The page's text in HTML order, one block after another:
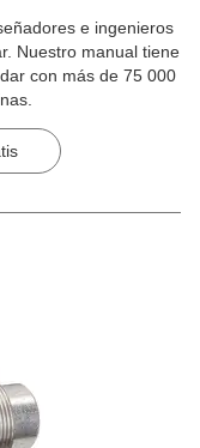
e ingenieros
Nuestro manual tiene
con más de 75 000